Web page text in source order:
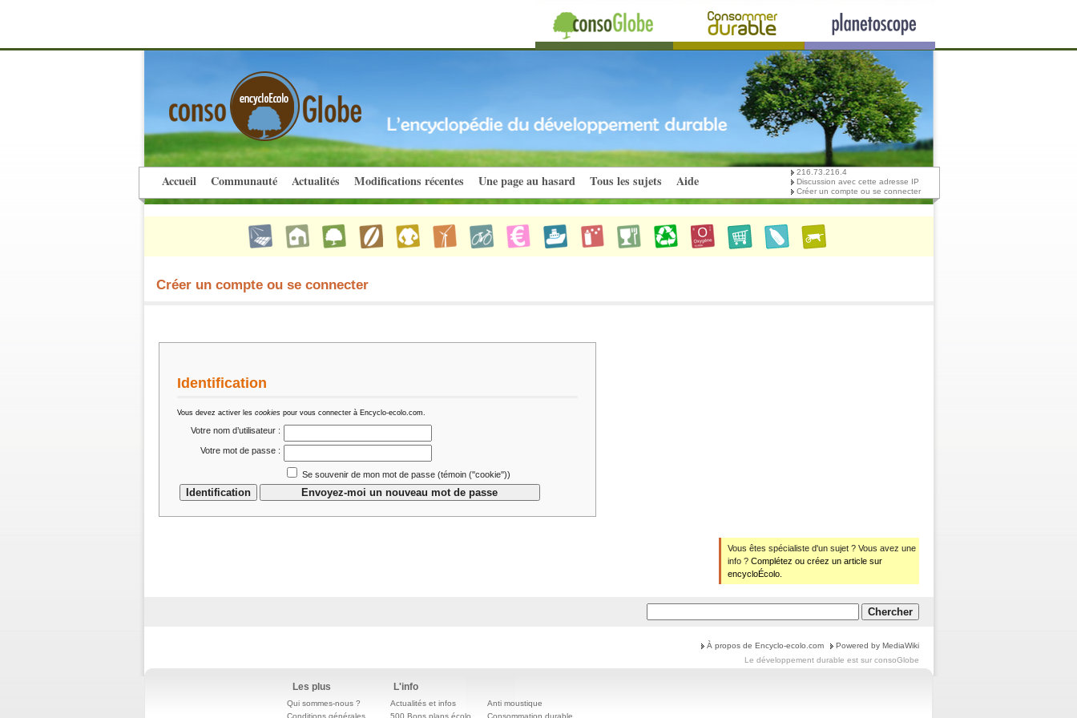
Accueil Communauté Actualités Modifications récentes Une page au hasard Tous les sujets Aide
216.73.216.4
Discussion avec cette adresse IP
Créer un compte ou se connecter
Créer un compte ou se connecter
Identification
Vous devez activer les cookiespour vous connecter à Encyclo-ecolo.com.
Votre nom d’utilisateur :
Votre mot de passe :
Se souvenir de mon mot de passe (témoin (''cookie''))
Vous êtes spécialiste d'un sujet ? Vous avez une
info ? Complétez ou créez un article sur
encycloÉcolo.
À propos de Encyclo-ecolo.com
Powered by MediaWiki
Le développement durable est sur consoGlobe
Les plus
Qui sommes-nous ?
Conditions générales
L'info
Actualités et infos
500 Bons plans écolo
Anti moustique
Consommation durable